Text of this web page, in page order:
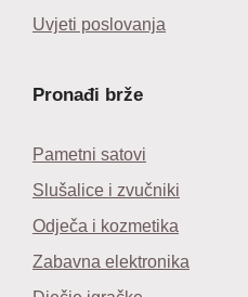
Uvjeti poslovanja
Pronađi brže
Pametni satovi
Slušalice i zvučniki
Odječa i kozmetika
Zabavna elektronika